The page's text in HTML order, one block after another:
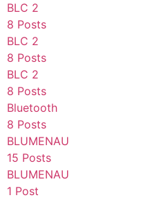
BLC 2
8 Posts
BLC 2
8 Posts
BLC 2
8 Posts
Bluetooth
8 Posts
BLUMENAU
15 Posts
BLUMENAU
1 Post